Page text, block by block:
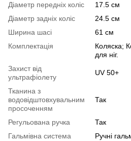
Діаметр передніх коліс
17.5 см
Діаметр задніх коліс
24.5 см
Ширина шасі
61 см
Комплектація
Коляска;
для ніг.
Захист від
ультрафіолету
UV 50+
Тканина з
водовідштовхувальним
просоченням
Так
Регульована ручка
Так
Гальмівна система
Ручні